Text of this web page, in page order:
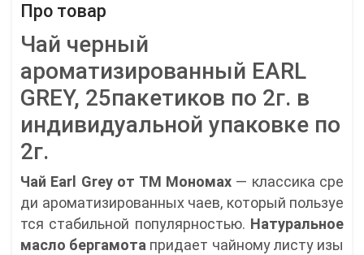
Про товар
Чай черный
ароматизированный EARL
GREY, 25пакетиков по 2г. в
индивидуальной упаковке по
2г.
Чай Earl Grey от ТМ Мономах— классика сре
ди ароматизированных чаев, который пользуе
тся стабильной популярностью. Натуральное
масло бергамота придает чайному листу изы